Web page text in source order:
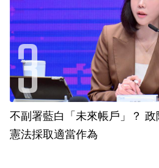
不副署藍白「未來帳戶」？
憲法採取適當作為